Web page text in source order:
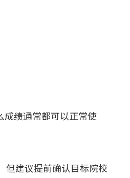
成绩通常都可以正常使
但建议提前确认目标院校